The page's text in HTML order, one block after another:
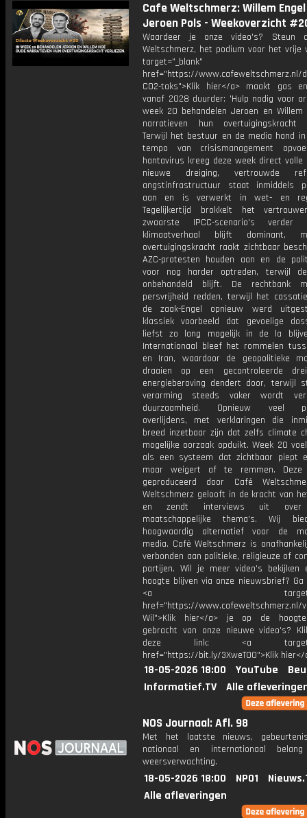
Cafe Weltschmerz: Willem
Jeroen Pols - Weekoverzicht
Waardeer je onze video's? Steun
Weltschmerz, het podium voor het vrije
target="_blank"
href="https://www.cafeweltschmerz.nl/
CO2-taks">Klik hier</a> maakt gas
vanaf 2028 duurder: 'Hulp nodig voor
week 20 behandelen Jeroen en Willem
narratieven hun overtuigingskracht
Terwijl het bestuur en de media hand
tempo van crisismanagement
hantavirus kreeg deze week direct volle
nieuwe dreiging, vertrouwde
angstinfrastructuur staat inmiddels
aan en is verwerkt in wet- en
Tegelijkertijd brokkelt het
zwaarste IPCC-scenario's
klimaatverhaal blijft dominant,
overtuigingskracht raakt zichtbaar
AZC-protesten houden aan en de
voor nog harder optreden, terwijl
onbehandeld blijft. De rechtbank
persvrijheid redden, terwijl het
de zaak-Engel opnieuw werd
klassiek voorbeeld dat gevoelige
liefst zo lang mogelijk in de la
Internationaal bleef het rommelen
en Iran, waardoor de geopolitieke
draaien op een gecontroleerde
energieberoving dendert door, terwijl
verarming steeds vaker wordt
duurzaamheid. Opnieuw veel
overlijdens, met verklaringen die
breed inzetbaar zijn dat zelfs climate
mogelijke oorzaak opduikt. Week 20
als een systeem dat zichtbaar piept
maar weigert af te remmen.
geproduceerd door Café
Weltschmerz gelooft in de kracht van
en zendt interviews uit over
maatschappelijke thema's. Wij
hoogwaardig alternatief voor de
media. Café Weltschmerz is
verbonden aan politieke, religieuze of
partijen. Wil je meer video's bekijken
hoogte blijven via onze nieuwsbrief? Ga
<a
href="https://www.cafeweltschmerz.nl/
Wil">Klik hier</a> je op de
gebracht van onze nieuwe video's?
deze link: <a
href="https://bit.ly/3XweTO0">Klik hier</
18-05-2026 18:00 YouTube
Informatief.TV
Alle
NOS Journaal: Afl. 98
Met het laatste nieuws,
nationaal en internationaal
weersverwachting.
18-05-2026 18:00 NPO1
Alle afleveringen